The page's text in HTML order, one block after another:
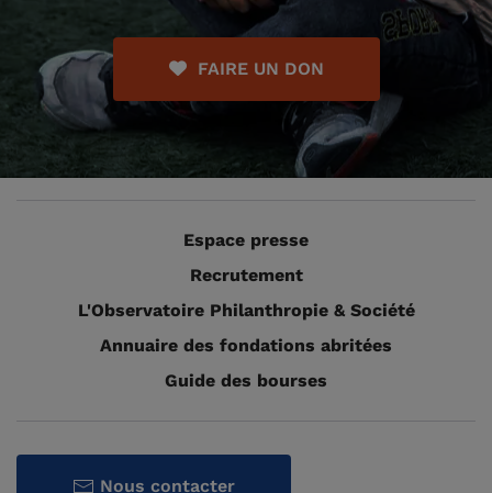
FAIRE UN DON
Espace presse
Recrutement
L'Observatoire Philanthropie & Société
Annuaire des fondations abritées
Guide des bourses
Nous contacter